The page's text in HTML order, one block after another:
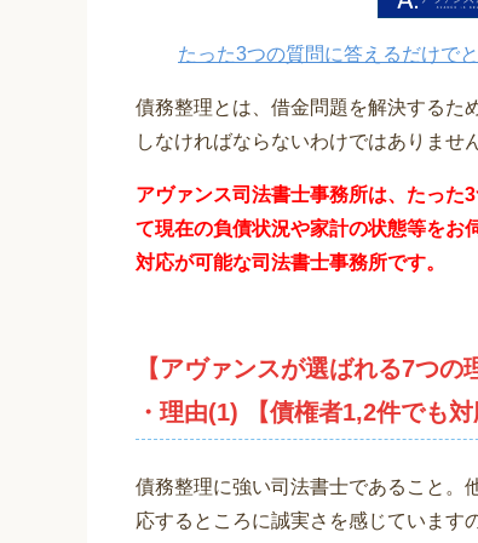
たった3つの質問に答えるだけで
債務整理とは、借金問題を解決するた
しなければならないわけではありませ
アヴァンス司法書士事務所は、 たった
て現在の負債状況や家計の状態等をお
対応が可能な司法書士事務所です。
【アヴァンスが選ばれる7つの
・理由(1) 【債権者1,2件でも対
債務整理に強い司法書士であること。
応するところに誠実さを感じています